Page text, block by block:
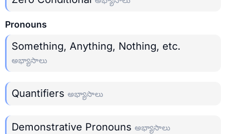
Pronouns
Something, Anything, Nothing, etc.
అభ్యాసాలు
Quantifiers అభ్యాసాలు
Demonstrative Pronouns అభ్యాసాలు